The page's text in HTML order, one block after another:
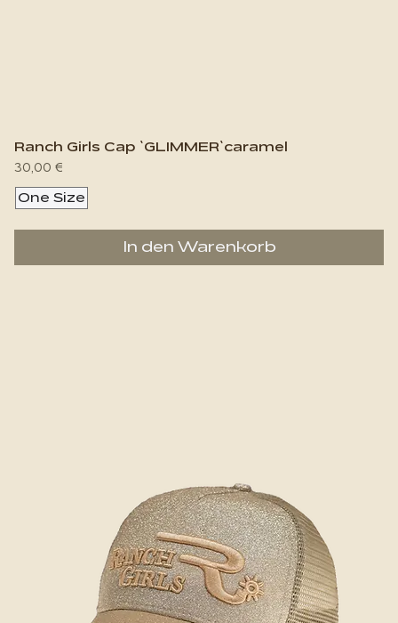
Ranch Girls Cap `GLIMMER`caramel
Preis
30,00 €
One Size
In den Warenkorb